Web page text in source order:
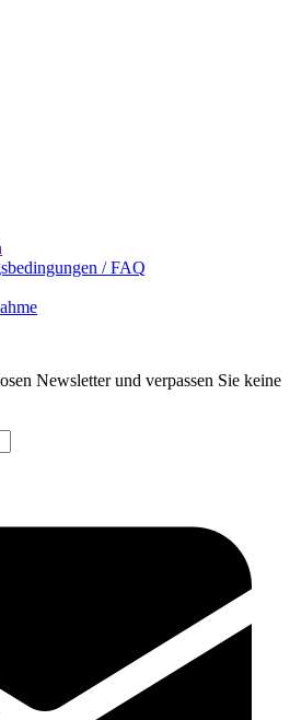
/ FAQ
Newsletter und verpassen Sie keine